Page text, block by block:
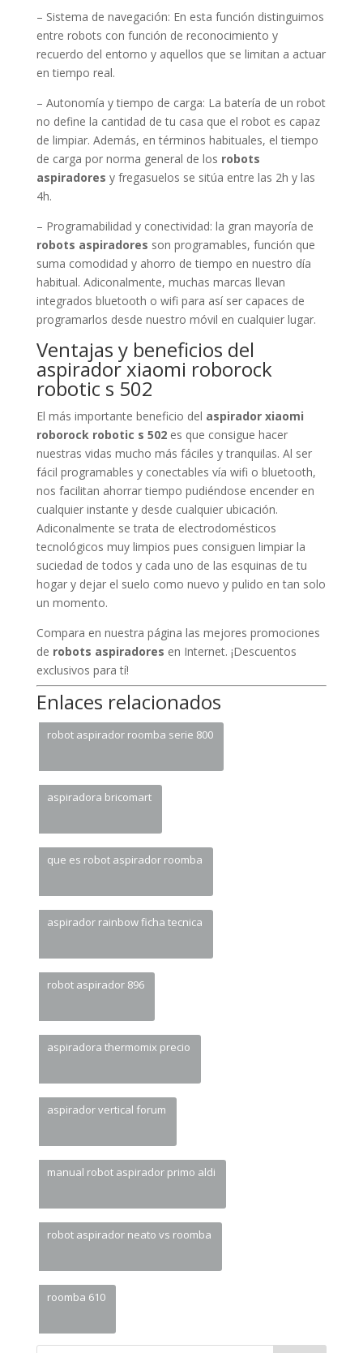
– Sistema de navegación: En esta función distinguimos
entre robots con función de reconocimiento y
recuerdo del entorno y aquellos que se limitan a actuar
en tiempo real.
– Autonomía y tiempo de carga: La batería de un robot
no define la cantidad de tu casa que el robot es capaz
de limpiar. Además, en términos habituales, el tiempo
de carga por norma general de los robots
aspiradores y fregasuelos se sitúa entre las 2h y las
4h.
– Programabilidad y conectividad: la gran mayoría de
robots aspiradores son programables, función que
suma comodidad y ahorro de tiempo en nuestro día
habitual. Adiconalmente, muchas marcas llevan
integrados bluetooth o wifi para así ser capaces de
programarlos desde nuestro móvil en cualquier lugar.
Ventajas y beneficios del
aspirador xiaomi roborock
robotic s 502
El más importante beneficio del aspirador xiaomi
roborock robotic s 502es que consigue hacer
nuestras vidas mucho más fáciles y tranquilas. Al ser
fácil programables y conectables vía wifi o bluetooth,
nos facilitan ahorrar tiempo pudiéndose encender en
cualquier instante y desde cualquier ubicación.
Adiconalmente se trata de electrodomésticos
tecnológicos muy limpios pues consiguen limpiar la
suciedad de todos y cada uno de las esquinas de tu
hogar y dejar el suelo como nuevo y pulido en tan solo
un momento.
Compara en nuestra página las mejores promociones
de robots aspiradores en Internet. ¡Descuentos
exclusivos para tí!
Enlaces relacionados
robot aspirador roomba serie 800
aspiradora bricomart
que es robot aspirador roomba
aspirador rainbow ficha tecnica
robot aspirador 896
aspiradora thermomix precio
aspirador vertical forum
manual robot aspirador primo aldi
robot aspirador neato vs roomba
roomba 610